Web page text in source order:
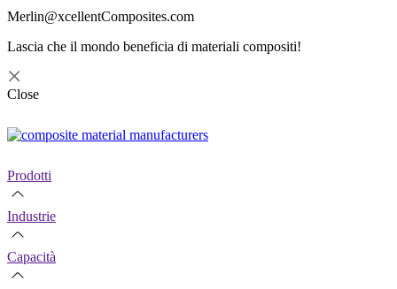
Merlin@xcellentComposites.com
Lascia che il mondo beneficia di materiali compositi!
Close
Prodotti
Industrie
Capacità